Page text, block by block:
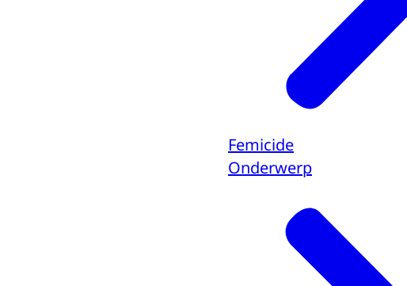
Femicide
Onderwerp